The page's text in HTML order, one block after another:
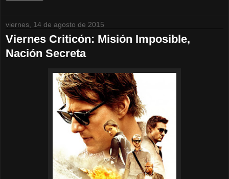
viernes, 14 de agosto de 2015
Viernes Criticón: Misión Imposible,
Nación Secreta